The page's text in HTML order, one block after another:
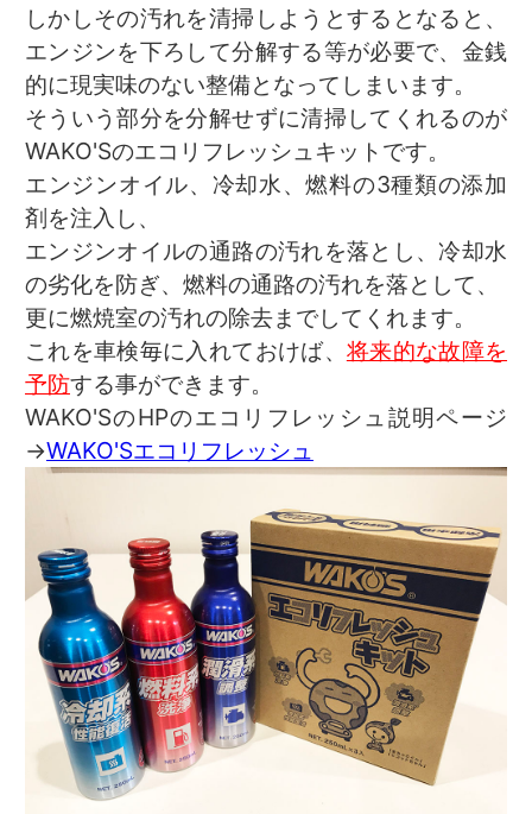
しかしその汚れを清掃しようとするとなると、
エンジンを下ろして分解する等が必要で、金銭
的に現実味のない整備となってしまいます。
そういう部分を分解せずに清掃してくれるのが
WAKO'Sのエコリフレッシュキットです。
エンジンオイル、冷却水、燃料の3種類の添加
剤を注入し、
エンジンオイルの通路の汚れを落とし、冷却水
の劣化を防ぎ、燃料の通路の汚れを落として、
更に燃焼室の汚れの除去までしてくれます。
これを車検毎に入れておけば、 将来的な故障を
予防する事ができます。
WAKO'SのHPのエコリフレッシュ説明ページ
→WAKO'Sエコリフレッシュ